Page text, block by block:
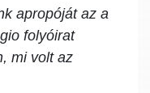
apropóját az a
folyóirat
mi volt az